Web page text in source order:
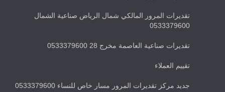
تقديرات المرور المالكي شمال الرياض صناعية الشمال
0533379600
تقديرات صناعية العاصمة مخرج 28 0533379600
تقييم العملاء
جديد مركز تقديرات المرور مسار خاص للنساء 0533379600